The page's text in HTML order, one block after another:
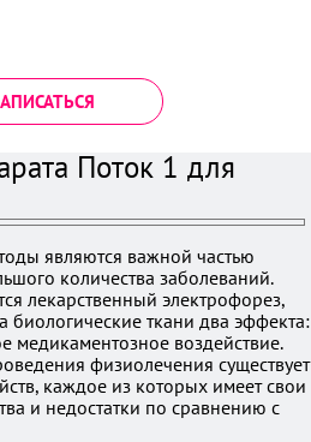
Поток 1 для
являются важной частью
количества заболеваний.
лекарственный электрофорез,
биологические ткани два эффекта:
медикаментозное воздействие.
физиолечения существует
каждое из которых имеет свои
и недостатки по сравнению с